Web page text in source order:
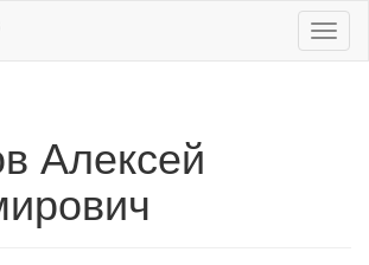
Алексей